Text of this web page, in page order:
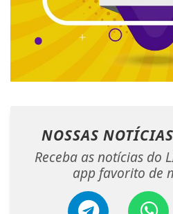
NOSSAS NOTÍCIAS
Receba as notícias do
app favorito de